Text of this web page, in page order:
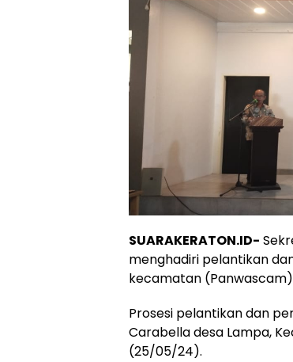
SUARAKERATON.ID-
menghadiri pelantikan
kecamatan
Prosesi pelantikan dan
Carabella desa Lampa,
(25/05/24).